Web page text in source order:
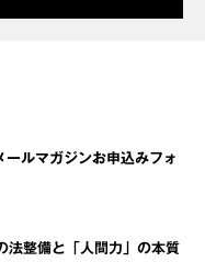
ールマガジンお申込みフォ
法整備と「人間力」の本質